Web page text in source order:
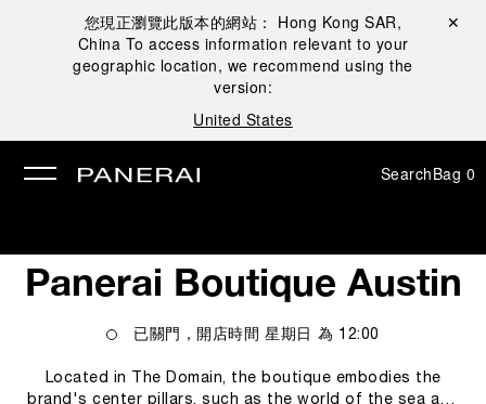
您現正瀏覽此版本的網站： Hong Kong SAR,
China To access information relevant to your
geographic location, we recommend using the
version:
United States
Close ✕
SearchBag 0
Panerai Boutique Austin
已關門，開店時間 星期日 為 12:00
Located in The Domain, the boutique embodies the
brand's center pillars, such as the world of the sea and